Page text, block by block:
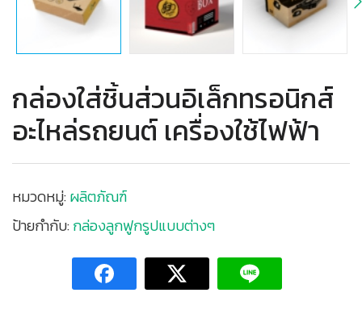
กล่องใส่ชิ้นส่วนอิเล็กทรอนิกส์
อะไหล่รถยนต์ เครื่องใช้ไฟฟ้า
หมวดหมู่:ผลิตภัณฑ์
ป้ายกำกับ:กล่องลูกฟูกรูปแบบต่างๆ